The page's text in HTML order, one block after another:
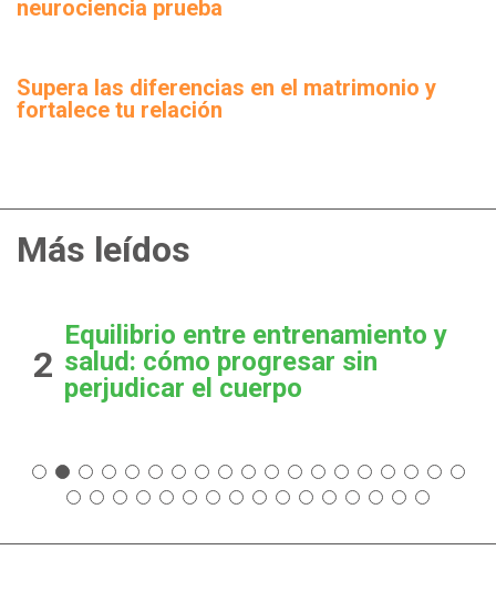
neurociencia prueba
Supera las diferencias en el matrimonio y
fortalece tu relación
Más leídos
2
Equilibrio entre entrenamiento y
salud: cómo progresar sin
perjudicar el cuerpo